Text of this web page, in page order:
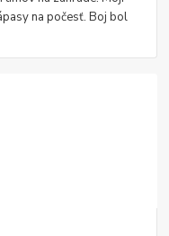
na počesť. Boj bol